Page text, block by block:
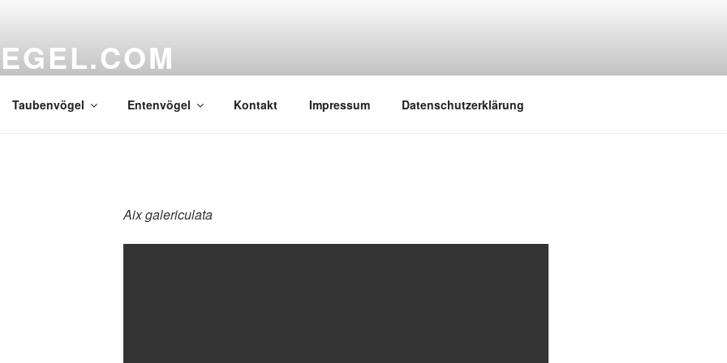
Taubenvögel Entenvögel Kontakt Impressum Datenschutzerklärung
Aix galericulata